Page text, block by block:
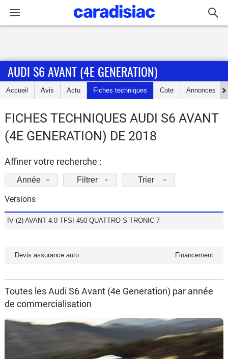
Accueil
Essais
d'achat
Electriques
Utilitaires
Auto
Services
Forum
AUDI S6 AVANT (4E GENERATION)
Accueil Avis Actu Fiches techniques Cote Annonces
FICHES TECHNIQUES AUDI S6 AVANT
(4E GENERATION) DE 2018
Affiner votre recherche :
Année Filtrer Trier
Versions
IV (2) AVANT 4.0 TFSI 450 QUATTRO S TRONIC 7
Devis assurance auto Financement
Toutes les Audi S6 Avant (4e Generation) par année
de commercialisation